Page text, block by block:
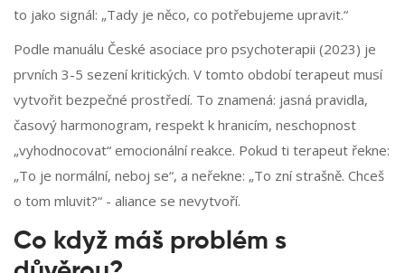
to jako signál: „Tady je něco, co potřebujeme upravit.“
Podle manuálu České asociace pro psychoterapii (2023) je
prvních 3-5 sezení kritických. V tomto období terapeut musí
vytvořit bezpečné prostředí. To znamená: jasná pravidla,
časový harmonogram, respekt k hranicím, neschopnost
„vyhodnocovat“ emocionální reakce. Pokud ti terapeut řekne:
„To je normální, neboj se“, a neřekne: „To zní strašně. Chceš
o tom mluvit?“ - aliance se nevytvoří.
Co když máš problém s